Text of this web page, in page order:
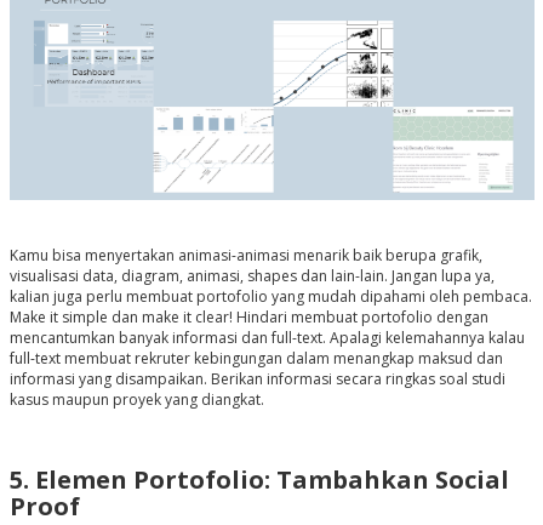
Kamu bisa menyertakan animasi-animasi menarik baik berupa grafik,
visualisasi data, diagram, animasi, shapes dan lain-lain. Jangan lupa ya,
kalian juga perlu membuat portofolio yang mudah dipahami oleh pembaca.
Make it simple dan make it clear! Hindari membuat portofolio dengan
mencantumkan banyak informasi dan full-text. Apalagi kelemahannya kalau
full-text membuat rekruter kebingungan dalam menangkap maksud dan
informasi yang disampaikan. Berikan informasi secara ringkas soal studi
kasus maupun proyek yang diangkat.
5. Elemen Portofolio: Tambahkan Social
Proof